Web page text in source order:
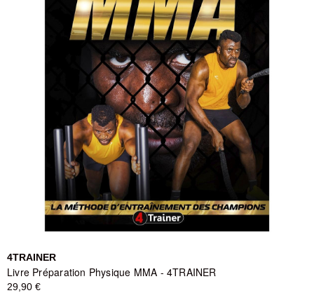
4TRAINER
Livre Préparation Physique MMA - 4TRAINER
29,90 €